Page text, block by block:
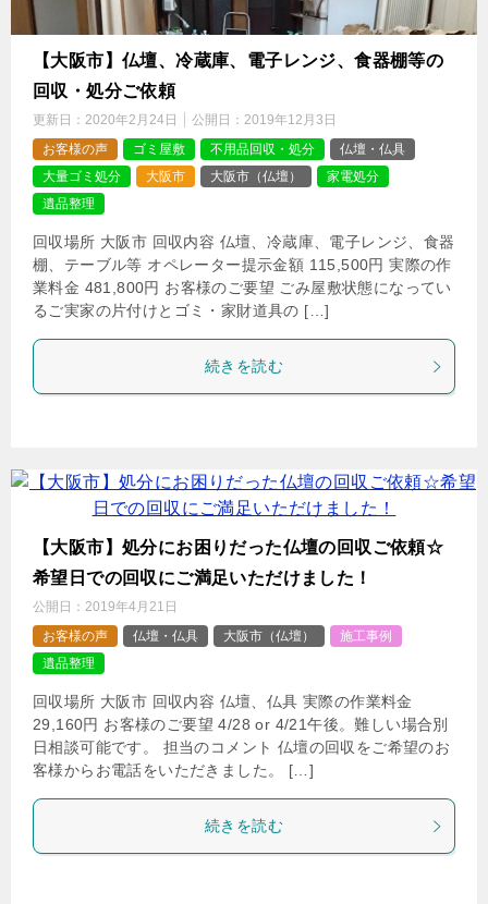
【大阪市】仏壇、冷蔵庫、電子レンジ、食器棚等の
回収・処分ご依頼
更新日： 2020年2月24日 公開日： 2019年12月3日
お客様の声
ゴミ屋敷 不用品回収・処分
仏壇・仏具
大量ゴミ処分
大阪市 大阪市（仏壇）
家電処分
遺品整理
回収場所 大阪市 回収内容 仏壇、冷蔵庫、電子レンジ、食器
棚、テーブル等 オペレーター提示金額 115,500円 実際の作
業料金 481,800円 お客様のご要望 ごみ屋敷状態になってい
るご実家の片付けとゴミ・家財道具の […]
続きを読む
【大阪市】処分にお困りだった仏壇の回収ご依頼☆
希望日での回収にご満足いただけました！
公開日： 2019年4月21日
お客様の声
仏壇・仏具 大阪市（仏壇）
施工事例
遺品整理
回収場所 大阪市 回収内容 仏壇、仏具 実際の作業料金
29,160円 お客様のご要望 4/28 or 4/21午後。難しい場合別
日相談可能です。 担当のコメント 仏壇の回収をご希望のお
客様からお電話をいただきました。 […]
続きを読む